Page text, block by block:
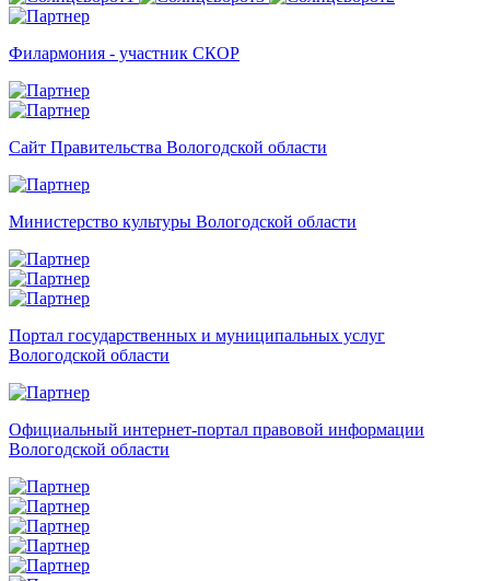
Филармония - участник СКОР
Сайт Правительства Вологодской области
Министерство культуры Вологодской области
Портал государственных и муниципальных услуг
Вологодской области
Официальный интернет-портал правовой информации
Вологодской области